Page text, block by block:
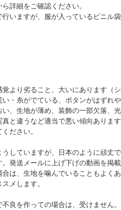
詳細をご確認ください。
いますが、服が入っているビニル袋
覚より劣ること、大いにあります（シ
・糸がでている、ボタンがはずれや
、生地が薄め、装飾の一部欠落、光
と違うなど適当で悪い傾向あります
ださい。
うしていますが、日本のように頑丈で
発送メールに上げ下げの動画を掲載
は、生地を噛んでいることもよくあ
メします。
良を作っての場合は、受けません。